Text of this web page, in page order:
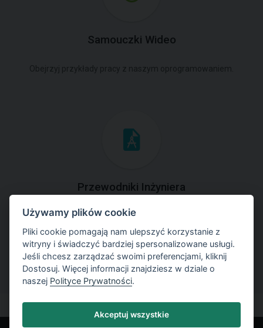
Samouczki Wideo
Przewodniki Inżyniera
Zapoznaj się z przykładami rozwiązań zadań
geotechnicznych z zastosowaniem programów GEO5.
Używamy plików cookie
Pliki cookie pomagają nam ulepszyć korzystanie z
witryny i świadczyć bardziej spersonalizowane usługi.
Jeśli chcesz zarządzać swoimi preferencjami, kliknij
Dostosuj. Więcej informacji znajdziesz w dziale o
naszej Polityce Prywatności.
Akceptuj wszystkie